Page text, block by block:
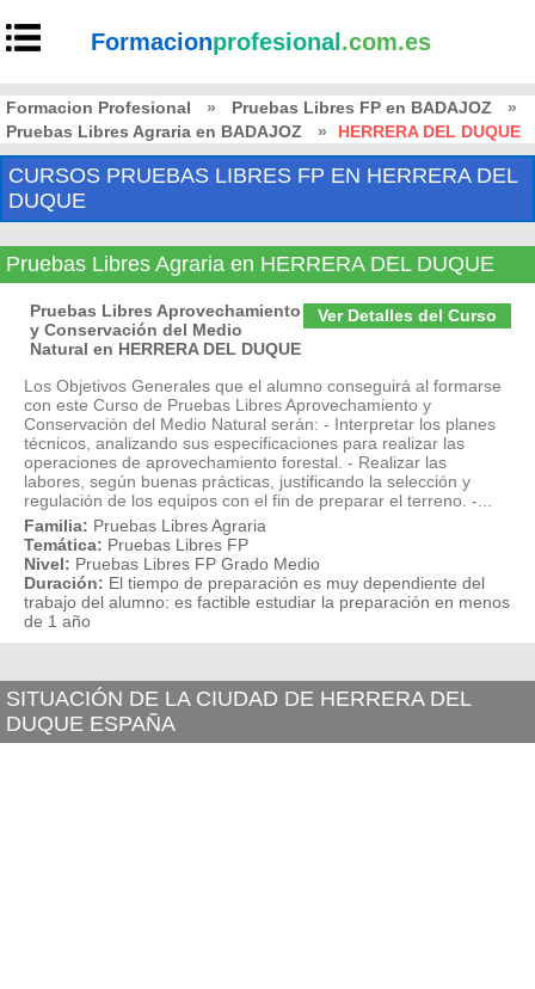
Formacionprofesional .com.es
Formacion Profesional » Pruebas Libres FP en BADAJOZ
»
Pruebas Libres Agraria en BADAJOZ
» HERRERA DEL DUQUE
CURSOS PRUEBAS LIBRES FP EN HERRERA DEL
DUQUE
Pruebas Libres Agraria en HERRERA DEL DUQUE
Ver Detalles del Curso
Pruebas Libres Aprovechamiento
y Conservación del Medio
Natural en HERRERA DEL DUQUE
Los Objetivos Generales que el alumno conseguirá al formarse
con este Curso de Pruebas Libres Aprovechamiento y
Conservación del Medio Natural serán: - Interpretar los planes
técnicos, analizando sus especificaciones para realizar las
operaciones de aprovechamiento forestal. - Realizar las
labores, según buenas prácticas, justificando la selección y
regulación de los equipos con el fin de preparar el terreno. -...
Familia: Pruebas Libres Agraria
Temática: Pruebas Libres FP
Nivel: Pruebas Libres FP Grado Medio
Duración: El tiempo de preparación es muy dependiente del
trabajo del alumno: es factible estudiar la preparación en menos
de 1 año
SITUACIÓN DE LA CIUDAD DE HERRERA DEL
DUQUE ESPAÑA